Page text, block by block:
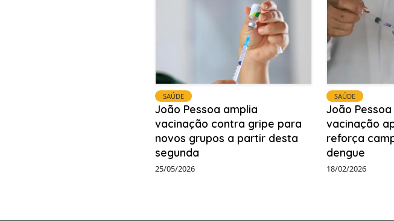
SAÚDE
João Pessoa amplia
vacinação contra gripe para
novos grupos a partir desta
segunda
25/05/2026
SAÚDE
João
vacinação
reforça
dengue
18/02/2026